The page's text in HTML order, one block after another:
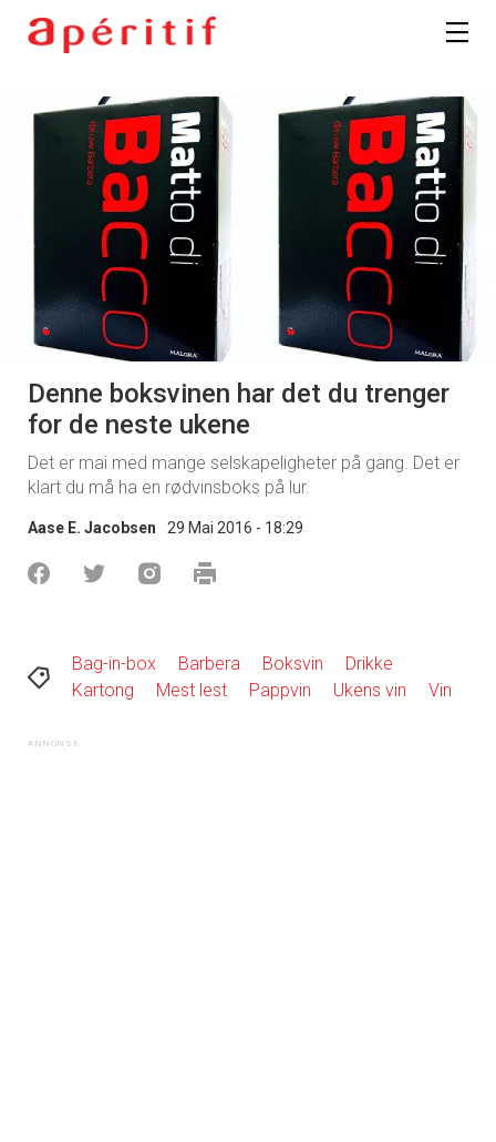
Denne boksvinen har det du trenger
for de neste ukene
Det er mai med mange selskapeligheter på gang. Det er
klart du må ha en rødvinsboks på lur.
Aase E. Jacobsen 29 Mai 2016 - 18:29
Bag-in-box Barbera Boksvin
Drikke
Kartong
Mest lest Pappvin Ukens vin Vin